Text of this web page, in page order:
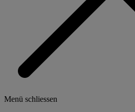
Menü schliessen